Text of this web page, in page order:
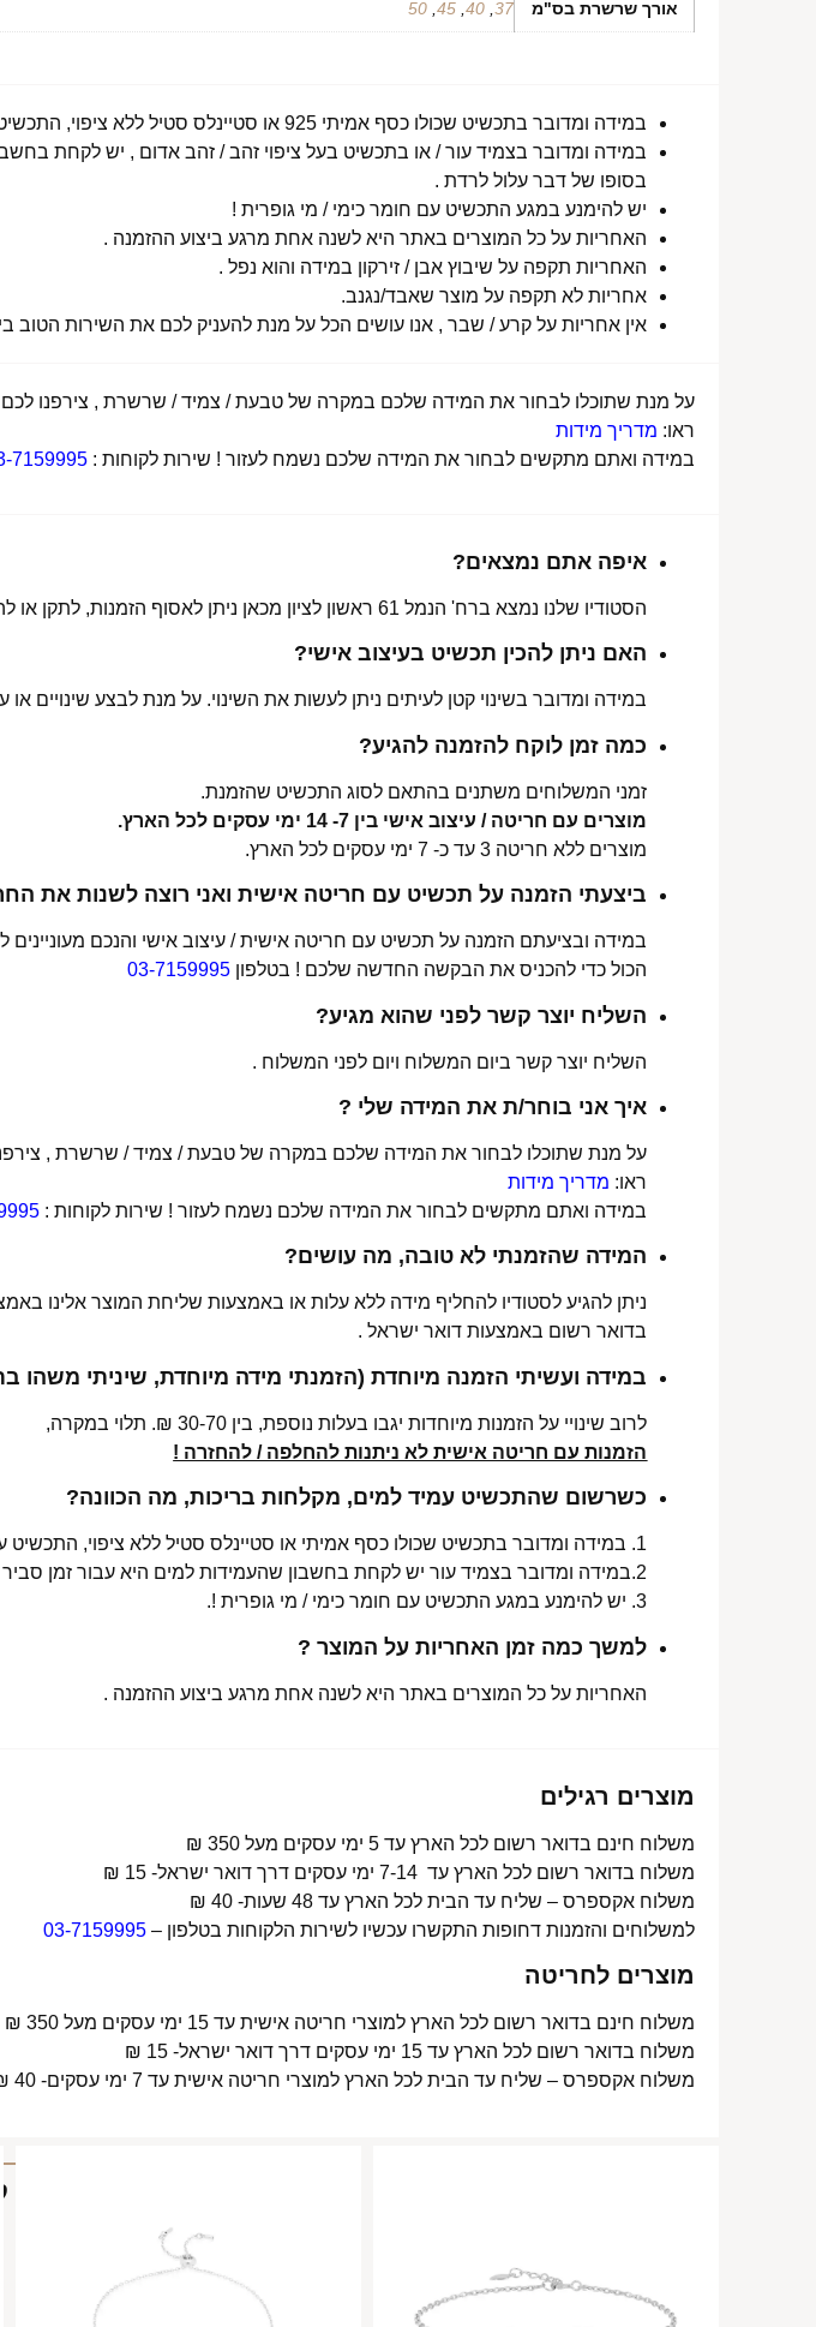
אורך שרשרת בס"מ 37
,
40
,
45
,
50
במידה ומדובר בתכשיט שכולו כסף אמיתי 925 או סטיינלס סטיל ללא ציפוי, התכשיט עמיד למים לטווח ארוך ביותר מעל שנה !
במידה ומדובר בצמיד עור / או בתכשיט בעל ציפוי זהב / זהב אדום , יש לקחת
בסופו של דבר עלול לרדת .
יש להימנע במגע התכשיט עם חומר כימי / מי גופרית !
האחריות על כל המוצרים באתר היא לשנה אחת מרגע ביצוע ההזמנה .
האחריות תקפה על שיבוץ אבן / זירקון במידה והוא נפל .
אחריות לא תקפה על מוצר שאבד/נגנב.
אין אחריות על קרע / שבר , אנו עושים הכל על מנת להעניק לכם את השירות הטוב
על מנת שתוכלו לבחור את המידה שלכם במקרה של טבעת / צמיד / שרשרת , צירפנו לכם
ראו: מדריך מידות
במידה ואתם מתקשים לבחור את המידה שלכם נשמח לעזור ! שירות לקוחות : 7159995
איפה אתם נמצאים?
הסטודיו שלנו נמצא ברח' הנמל 61 ראשון לציון מכאן ניתן לאסוף הזמנות, לתקן או להחליף מידה.
האם ניתן להכין תכשיט בעיצוב אישי?
במידה ומדובר בשינוי קטן לעיתים ניתן לעשות את השינוי. על מנת לבצע שינויים או
כמה זמן לוקח להזמנה להגיע?
זמני המשלוחים משתנים בהתאם לסוג התכשיט שהזמנת.
מוצרים עם חריטה / עיצוב אישי בין 7- 14 ימי עסקים לכל הארץ.
מוצרים ללא חריטה 3 עד כ- 7 ימי עסקים לכל הארץ.
ביצעתי הזמנה על תכשיט עם חריטה אישית ואני רוצה לשנות את
במידה ובציעתם הזמנה על תכשיט עם חריטה אישית / עיצוב אישי והנכם
הכול כדי להכניס את הבקשה החדשה שלכם ! בטלפון 03-7159995
השליח יוצר קשר לפני שהוא מגיע?
השליח יוצר קשר ביום המשלוח ויום לפני המשלוח .
איך אני בוחר/ת את המידה שלי ?
על מנת שתוכלו לבחור את המידה שלכם במקרה של טבעת / צמיד / שרשרת ,
ראו: מדריך מידות
במידה ואתם מתקשים לבחור את המידה שלכם נשמח לעזור ! שירות לקוחות :
המידה שהזמנתי לא טובה, מה עושים?
ניתן להגיע לסטודיו להחליף מידה ללא עלות או באמצעות שליחת המוצר אלינו
בדואר רשום באמצעות דואר ישראל .
במידה ועשיתי הזמנה מיוחדת (הזמנתי מידה מיוחדת, שיניתי משהו
לרוב שינויי על הזמנות מיוחדות יגבו בעלות נוספת, בין 30-70 ₪. תלוי במקרה,
הזמנות עם חריטה אישית לא ניתנות להחלפה / להחזרה !
כשרשום שהתכשיט עמיד למים, מקלחות בריכות, מה הכוונה?
1. במידה ומדובר בתכשיט שכולו כסף אמיתי או סטיינלס סטיל ללא ציפוי, התכשיט עמיד למים לטווח ארוך ביותר מעל שנה !
2.במידה ומדובר בצמיד עור יש לקחת בחשבון שהעמידות למים היא עבור זמן סביר של שימוש בתכשיט (בין חצי שנה לשנה) וציפוי בסופו של דבר עלול לרדת .
3. יש להימנע במגע התכשיט עם חומר כימי / מי גופרית !.
למשך כמה זמן האחריות על המוצר ?
האחריות על כל המוצרים באתר היא לשנה אחת מרגע ביצוע ההזמנה .
מוצרים רגילים
משלוח חינם בדואר רשום לכל הארץ עד 5 ימי עסקים מעל 350 ₪
משלוח בדואר רשום לכל הארץ עד 7-14 ימי עסקים דרך דואר ישראל- 15 ₪
משלוח אקספרס – שליח עד הבית לכל הארץ עד 48 שעות- 40 ₪
למשלוחים והזמנות דחופות התקשרו עכשיו לשירות הלקוחות בטלפון – 03-7159995
מוצרים לחריטה
משלוח חינם בדואר רשום לכל הארץ למוצרי חריטה אישית עד 15 ימי עסקים מעל 350 ₪
משלוח בדואר רשום לכל הארץ עד 15 ימי עסקים דרך דואר ישראל- 15 ₪
משלוח אקספרס – שליח עד הבית לכל הארץ למוצרי חריטה אישית עד 7 ימי עסקים- 40 ₪
מוצרים